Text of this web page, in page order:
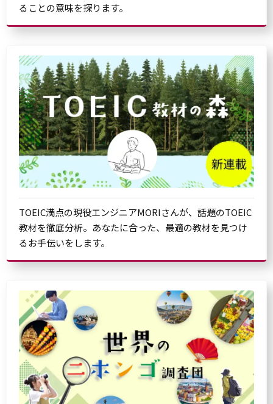
ることの意味を探ります。
TOEIC満点の現役エンジニアMORIさんが、話題のTOEIC
教材を徹底分析。あなたに合った、最適の教材を見つけ
るお手伝いをします。